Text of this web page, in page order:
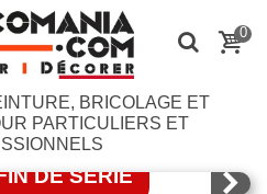
0
BRICOLAGE ET
PARTICULIERS ET
BONDEX
DE SERIE